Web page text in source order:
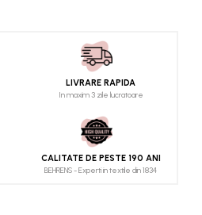
LIVRARE RAPIDA
In maxim 3 zile lucratoare
CALITATE DE PESTE 190 ANI
BEHRENS - Experti in textile din 1834